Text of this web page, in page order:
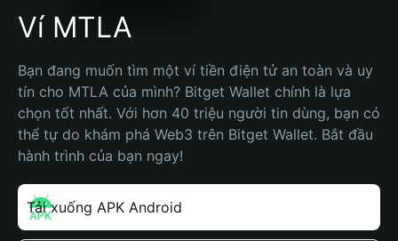
Ví MTLA
Bạn đang muốn tìm một ví tiền điện tử an toàn và uy
tín cho MTLA của mình? Bitget Wallet chính là lựa
chọn tốt nhất. Với hơn 40 triệu người tin dùng, bạn có
thể tự do khám phá Web3 trên Bitget Wallet. Bắt đầu
hành trình của bạn ngay!
Tải xuống APK Android